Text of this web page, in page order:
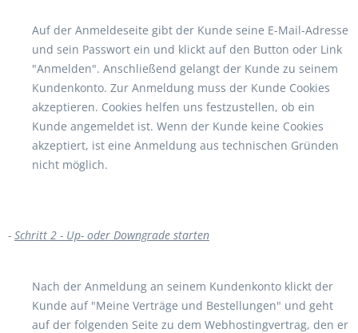
Auf der Anmeldeseite gibt der Kunde seine E-Mail-Adresse
und sein Passwort ein und klickt auf den Button oder Link
"Anmelden". Anschließend gelangt der Kunde zu seinem
Kundenkonto. Zur Anmeldung muss der Kunde Cookies
akzeptieren. Cookies helfen uns festzustellen, ob ein
Kunde angemeldet ist. Wenn der Kunde keine Cookies
akzeptiert, ist eine Anmeldung aus technischen Gründen
nicht möglich.
- Schritt 2 - Up- oder Downgrade starten
Nach der Anmeldung an seinem Kundenkonto klickt der
Kunde auf "Meine Verträge und Bestellungen" und geht
auf der folgenden Seite zu dem Webhostingvertrag, den er